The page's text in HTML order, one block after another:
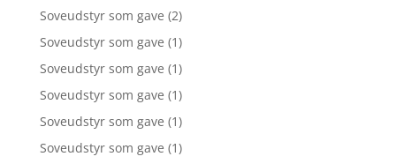
Soveudstyr som gave (2)
Soveudstyr som gave (1)
Soveudstyr som gave (1)
Soveudstyr som gave (1)
Soveudstyr som gave (1)
Soveudstyr som gave (1)